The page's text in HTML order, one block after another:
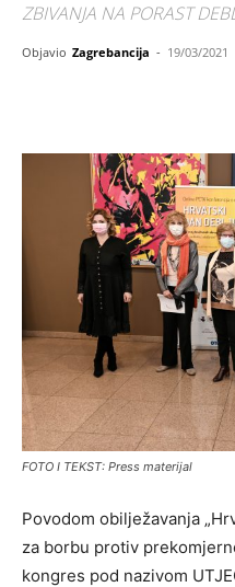
ZBIVANJA NA PORAST
Objavio Zagrebancija - 19/03/2021
FOTO I TEKST: Press materijal
Povodom obilježavanja
za borbu protiv
kongres pod nazivom